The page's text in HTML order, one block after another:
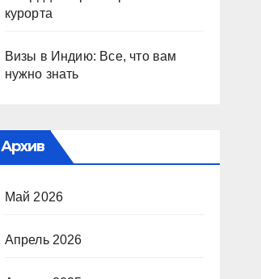
курорта
Визы в Индию: Все, что вам
нужно знать
Архив
Май 2026
Апрель 2026